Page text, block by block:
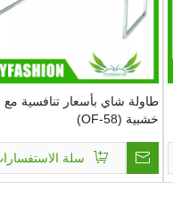
طاولة شاي بأسعار تنافسية مع
خشبية (OF-58)
سلة